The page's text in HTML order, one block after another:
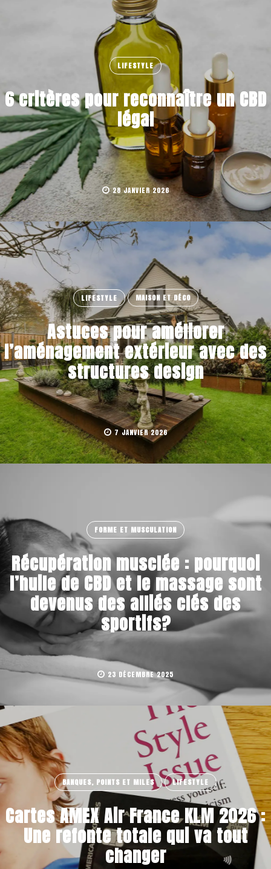
LIFESTYLE
6 critères pour reconnaître un CBD
légal
28 JANVIER 2026
LIFESTYLE MAISON ET DÉCO
Astuces pour améliorer
l’aménagement extérieur avec des
structures design
7 JANVIER 2026
FORME ET MUSCULATION
Récupération musclée : pourquoi
l’huile de CBD et le massage sont
devenus des alliés clés des
sportifs?
23 DÉCEMBRE 2025
BANQUES, POINTS ET MILES LIFESTYLE
Cartes AMEX Air France KLM 2026 :
Une refonte totale qui va tout
changer